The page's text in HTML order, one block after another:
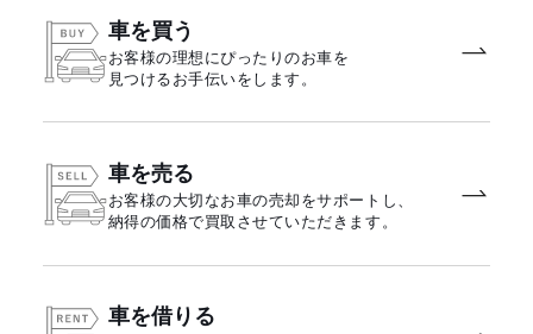
車を買う
お客様の理想にぴったりのお車を
見つけるお手伝いをします。
車を売る
お客様の大切なお車の売却をサポートし、
納得の価格で買取させていただきます。
車を借りる